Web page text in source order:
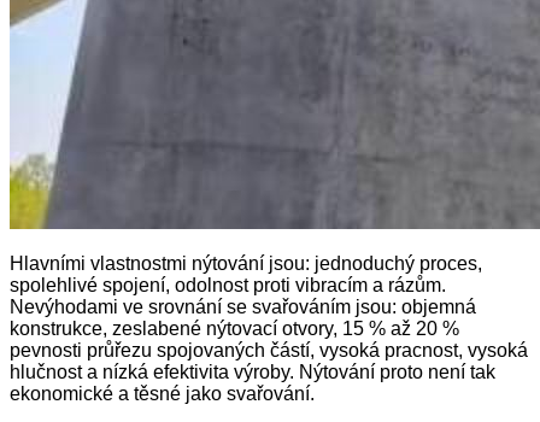
Hlavními vlastnostmi nýtování jsou: jednoduchý proces,
spolehlivé spojení, odolnost proti vibracím a rázům.
Nevýhodami ve srovnání se svařováním jsou: objemná
konstrukce, zeslabené nýtovací otvory, 15 % až 20 %
pevnosti průřezu spojovaných částí, vysoká pracnost, vysoká
hlučnost a nízká efektivita výroby. Nýtování proto není tak
ekonomické a těsné jako svařování.